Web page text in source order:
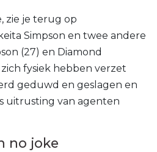
zie je terug op
Simpson en twee andere
(27) en Diamond
fysiek hebben verzet
geduwd en geslagen en
uitrusting van agenten
no joke